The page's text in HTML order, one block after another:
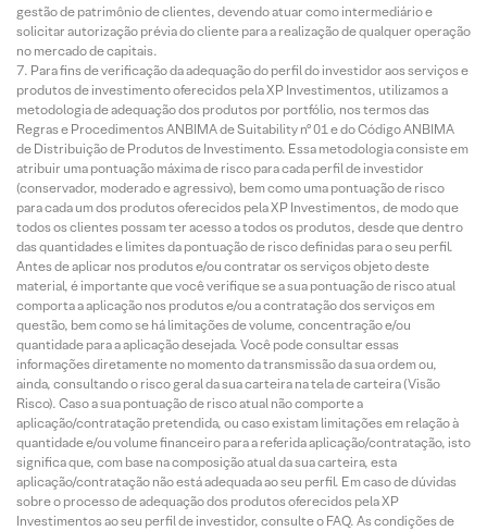
gestão de patrimônio de clientes, devendo atuar como intermediário e
solicitar autorização prévia do cliente para a realização de qualquer operação
no mercado de capitais.
Para fins de verificação da adequação do perfil do investidor aos serviços e
produtos de investimento oferecidos pela XP Investimentos, utilizamos a
metodologia de adequação dos produtos por portfólio, nos termos das
Regras e Procedimentos ANBIMA de Suitability nº 01 e do Código ANBIMA
de Distribuição de Produtos de Investimento. Essa metodologia consiste em
atribuir uma pontuação máxima de risco para cada perfil de investidor
(conservador, moderado e agressivo), bem como uma pontuação de risco
para cada um dos produtos oferecidos pela XP Investimentos, de modo que
todos os clientes possam ter acesso a todos os produtos, desde que dentro
das quantidades e limites da pontuação de risco definidas para o seu perfil.
Antes de aplicar nos produtos e/ou contratar os serviços objeto deste
material, é importante que você verifique se a sua pontuação de risco atual
comporta a aplicação nos produtos e/ou a contratação dos serviços em
questão, bem como se há limitações de volume, concentração e/ou
quantidade para a aplicação desejada. Você pode consultar essas
informações diretamente no momento da transmissão da sua ordem ou,
ainda, consultando o risco geral da sua carteira na tela de carteira (Visão
Risco). Caso a sua pontuação de risco atual não comporte a
aplicação/contratação pretendida, ou caso existam limitações em relação à
quantidade e/ou volume financeiro para a referida aplicação/contratação, isto
significa que, com base na composição atual da sua carteira, esta
aplicação/contratação não está adequada ao seu perfil. Em caso de dúvidas
sobre o processo de adequação dos produtos oferecidos pela XP
Investimentos ao seu perfil de investidor, consulte o FAQ. As condições de